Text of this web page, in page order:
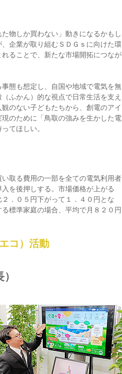
物しか買わない」動きになるかもし
企業が取り組むＳＤＧｓに向けた環
ることで、新たな市場開拓につなが
態も想定し、自国や地域で電気を無
ふかん）的な視点で日常生活を支え
のない子どもたちから、創電のアイ
のために「鳥取の強みを生かした電
てほしい。
取る費用の一部を全ての電気利用者
を後押しする。市場価格が上がる
．０５円下がって１．４０円とな
標準家庭の場合、平均で月８２０円
コ）活動